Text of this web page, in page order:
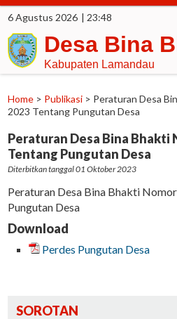
6 Agustus 2026 | 23:48
Desa Bina
Kabupaten Lamandau
Home > Publikasi > Peraturan Desa
2023 Tentang Pungutan Desa
Peraturan Desa Bina Bhakti
Tentang Pungutan Desa
Diterbitkan tanggal 01 Oktober 2023
Peraturan Desa Bina Bhakti
Pungutan Desa
Download
Perdes Pungutan Desa
SOROTAN